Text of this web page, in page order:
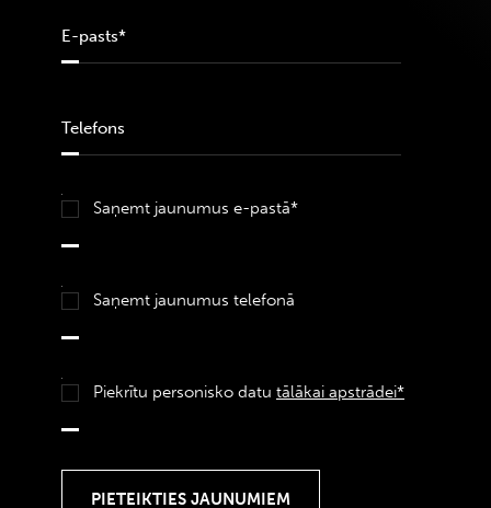
Saņemt jaunumus e-pastā*
Saņemt jaunumus telefonā
Piekrītu personisko datu tālākai apstrādei*